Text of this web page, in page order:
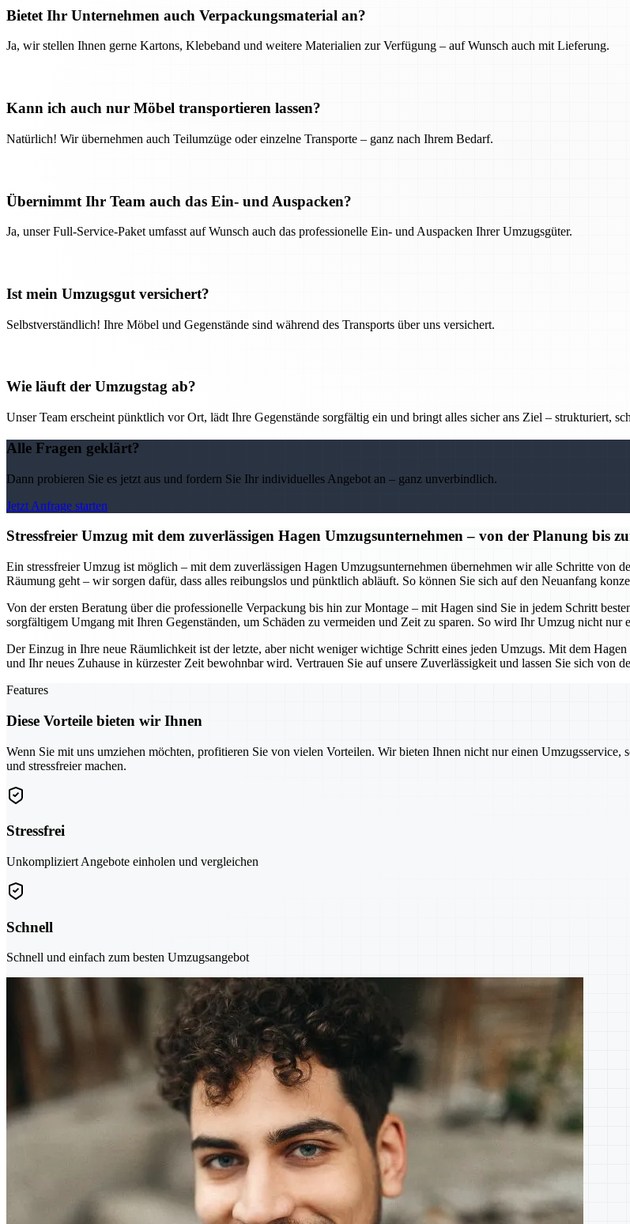
Bietet Ihr Unternehmen auch Verpackungsmaterial an?
Ja, wir stellen Ihnen gerne Kartons, Klebeband und weitere Materialien zur Verfügung – auf Wunsch auch mit Lieferung.
Kann ich auch nur Möbel transportieren lassen?
Natürlich! Wir übernehmen auch Teilumzüge oder einzelne Transporte – ganz nach Ihrem Bedarf.
Übernimmt Ihr Team auch das Ein- und Auspacken?
Ja, unser Full-Service-Paket umfasst auf Wunsch auch das professionelle Ein- und Auspacken Ihrer Umzugsgüter.
Ist mein Umzugsgut versichert?
Selbstverständlich! Ihre Möbel und Gegenstände sind während des Transports über uns versichert.
Wie läuft der Umzugstag ab?
Unser Team erscheint pünktlich vor Ort, lädt Ihre Gegenstände sorgfältig ein und bringt alles sicher ans Ziel – strukturiert,
Alle Fragen geklärt?
Dann probieren Sie es jetzt aus und fordern Sie Ihr individuelles Angebot an – ganz unverbindlich.
Jetzt Anfrage starten
Stressfreier Umzug mit dem zuverlässigen Hagen Umzugsunternehmen – von der Planung bis
Ein stressfreier Umzug ist möglich – mit dem zuverlässigen Hagen Umzugsunternehmen übernehmen wir alle Schritte von
Räumung geht – wir sorgen dafür, dass alles reibungslos und pünktlich abläuft. So können Sie sich auf den Neuanfang
Von der ersten Beratung über die professionelle Verpackung bis hin zur Montage – mit Hagen sind Sie in jedem Schritt
sorgfältigem Umgang mit Ihren Gegenständen, um Schäden zu vermeiden und Zeit zu sparen. So wird Ihr Umzug nicht nur
Der Einzug in Ihre neue Räumlichkeit ist der letzte, aber nicht weniger wichtige Schritt eines jeden Umzugs. Mit dem
und Ihr neues Zuhause in kürzester Zeit bewohnbar wird. Vertrauen Sie auf unsere Zuverlässigkeit und lassen Sie sich von
Features
Diese Vorteile bieten wir Ihnen
Wenn Sie mit uns umziehen möchten, profitieren Sie von vielen Vorteilen. Wir bieten Ihnen nicht nur einen
und stressfreier machen.
Stressfrei
Unkompliziert Angebote einholen und vergleichen
Schnell
Schnell und einfach zum besten Umzugsangebot